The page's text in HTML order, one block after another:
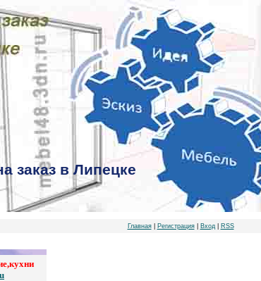
заказ в Липецке
Главная| Регистрация| Вход| RSS